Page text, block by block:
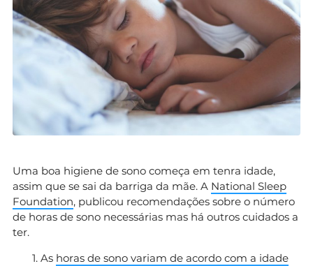
Uma boa higiene de sono começa em tenra idade,
assim que se sai da barriga da mãe. A National Sleep
Foundation, publicou recomendações sobre o número
de horas de sono necessárias mas há outros cuidados a
ter.
As horas de sono variam de acordo com a idade